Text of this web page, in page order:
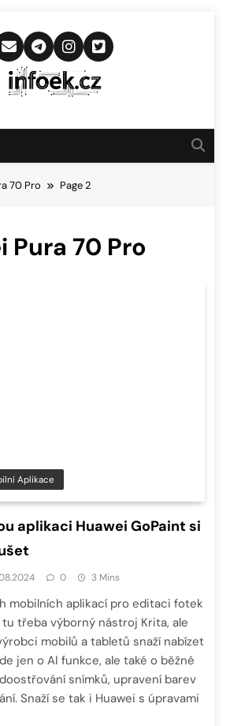
Infoek.cz
Novinkám
70 Pro Page 2
Pura 70 Pro
Aplikace
aplikaci Huawei GoPaint si
0 3 Mins
mobilních aplikací pro editaci fotek
tu třeba výborný nástroj Krita, ale
mobilů a tabletů snaží nabízet
jen o AI funkce, ale také o běžné
snímků, upravení barev
Snaží se tak i Huawei s úpravami